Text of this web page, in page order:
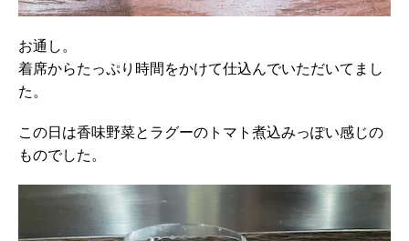
お通し。
着席からたっぷり時間をかけて仕込んでいただいてまし
た。
この日は香味野菜とラグーのトマト煮込みっぽい感じの
ものでした。